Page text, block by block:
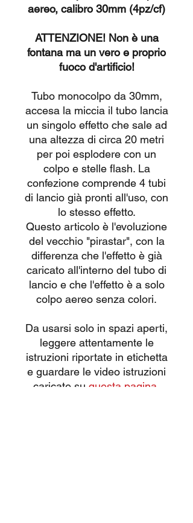
aereo, calibro 30mm (4pz/cf)
ATTENZIONE! Non è una
fontana ma un vero e proprio
fuoco d'artificio!
Tubo monocolpo da 30mm,
accesa la miccia il tubo lancia
un singolo effetto che sale ad
una altezza di circa 20 metri
per poi esplodere con un
colpo e stelle flash. La
confezione comprende 4 tubi
di lancio già pronti all'uso, con
lo stesso effetto.
Questo articolo è l'evoluzione
del vecchio "pirastar", con la
differenza che l'effetto è già
caricato all'interno del tubo di
lancio e che l'effetto è a solo
colpo aereo senza colori.
Da usarsi solo in spazi aperti,
leggere attentamente le
istruzioni riportate in etichetta
e guardare le video istruzioni
caricate su questa pagina.